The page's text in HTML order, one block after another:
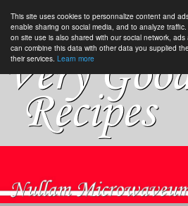
This site uses cookies to personnalize content and
enable sharing on social media, and to analyze
on site use is also shared with our social network,
can combine this data with other data you supplied
their services. Learn more